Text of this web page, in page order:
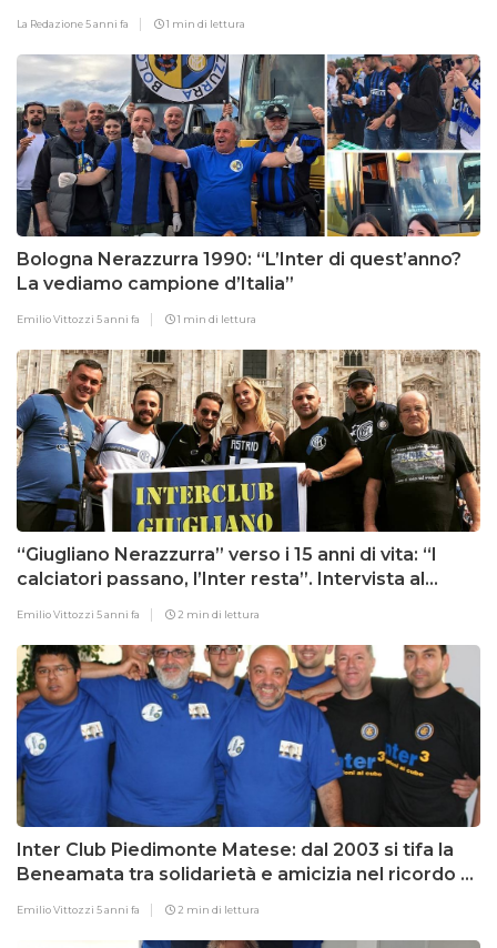
tra Polonia e Bielorussia
La Redazione5 anni fa 1 min di lettura
Bologna Nerazzurra 1990: “L’Inter di quest’anno?
La vediamo campione d’Italia”
Emilio Vittozzi 5 anni fa 1 min di lettura
“Giugliano Nerazzurra” verso i 15 anni di vita: “I
calciatori passano, l’Inter resta”. Intervista al
presidente Amoruso
Emilio Vittozzi 5 anni fa 2 min di lettura
Inter Club Piedimonte Matese: dal 2003 si tifa la
Beneamata tra solidarietà e amicizia nel ricordo di
Emilio Vittozzi 5 anni fa 2 min di lettura